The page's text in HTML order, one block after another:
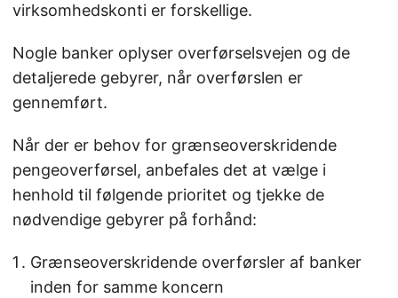
virksomhedskonti er forskellige.
Nogle banker oplyser overførselsvejen og de
detaljerede gebyrer, når overførslen er
gennemført.
Når der er behov for grænseoverskridende
pengeoverførsel, anbefales det at vælge i
henhold til følgende prioritet og tjekke de
nødvendige gebyrer på forhånd:
Grænseoverskridende overførsler af banker
inden for samme koncern